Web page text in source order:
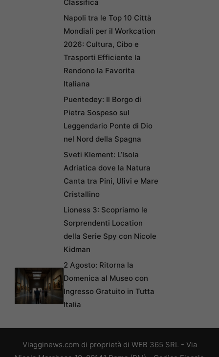
Classifica
Napoli tra le Top 10 Città
Mondiali per il Workcation
2026: Cultura, Cibo e
Trasporti Efficiente la
Rendono la Favorita
Italiana
Puentedey: Il Borgo di
Pietra Sospeso sul
Leggendario Ponte di Dio
nel Nord della Spagna
Sveti Klement: L’Isola
Adriatica dove la Natura
Canta tra Pini, Ulivi e Mare
Cristallino
Lioness 3: Scopriamo le
Sorprendenti Location
della Serie Spy con Nicole
Kidman
2 Agosto: Ritorna la
Domenica al Museo con
Ingresso Gratuito in Tutta
Italia
Viagginews.com di proprietà di WEB 365 SRL - Via